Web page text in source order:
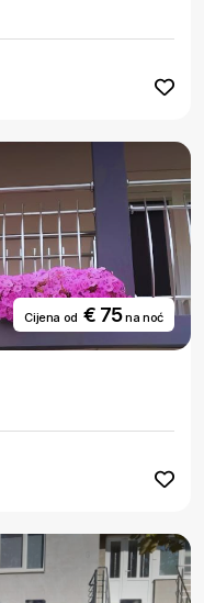
Cijena od € 75na noć